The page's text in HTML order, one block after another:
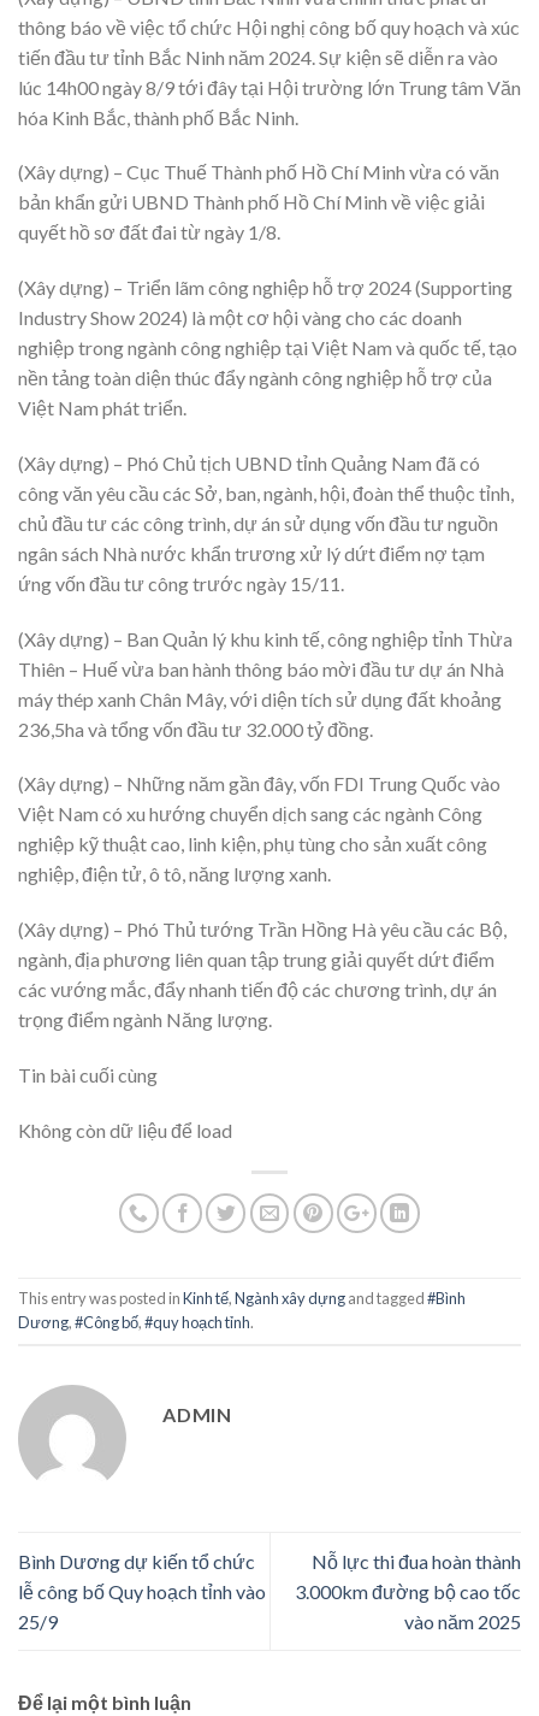
thông báo về việc tổ chức Hội nghị công bố quy hoạch và xúc
tiến đầu tư tỉnh Bắc Ninh năm 2024. Sự kiện sẽ diễn ra vào
lúc 14h00 ngày 8/9 tới đây tại Hội trường lớn Trung tâm Văn
hóa Kinh Bắc, thành phố Bắc Ninh.
(Xây dựng) – Cục Thuế Thành phố Hồ Chí Minh vừa có văn
bản khẩn gửi UBND Thành phố Hồ Chí Minh về việc giải
quyết hồ sơ đất đai từ ngày 1/8.
(Xây dựng) – Triển lãm công nghiệp hỗ trợ 2024 (Supporting
Industry Show 2024) là một cơ hội vàng cho các doanh
nghiệp trong ngành công nghiệp tại Việt Nam và quốc tế, tạo
nền tảng toàn diện thúc đẩy ngành công nghiệp hỗ trợ của
Việt Nam phát triển.
(Xây dựng) – Phó Chủ tịch UBND tỉnh Quảng Nam đã có
công văn yêu cầu các Sở, ban, ngành, hội, đoàn thể thuộc tỉnh,
chủ đầu tư các công trình, dự án sử dụng vốn đầu tư nguồn
ngân sách Nhà nước khẩn trương xử lý dứt điểm nợ tạm
ứng vốn đầu tư công trước ngày 15/11.
(Xây dựng) – Ban Quản lý khu kinh tế, công nghiệp tỉnh Thừa
Thiên – Huế vừa ban hành thông báo mời đầu tư dự án Nhà
máy thép xanh Chân Mây, với diện tích sử dụng đất khoảng
236,5ha và tổng vốn đầu tư 32.000 tỷ đồng.
(Xây dựng) – Những năm gần đây, vốn FDI Trung Quốc vào
Việt Nam có xu hướng chuyển dịch sang các ngành Công
nghiệp kỹ thuật cao, linh kiện, phụ tùng cho sản xuất công
nghiệp, điện tử, ô tô, năng lượng xanh.
(Xây dựng) – Phó Thủ tướng Trần Hồng Hà yêu cầu các Bộ,
ngành, địa phương liên quan tập trung giải quyết dứt điểm
các vướng mắc, đẩy nhanh tiến độ các chương trình, dự án
trọng điểm ngành Năng lượng.
Tin bài cuối cùng
Không còn dữ liệu để load
This entry was posted inKinh tế,Ngành xây dựngand tagged#Bình
Dương,#Công bố,#quy hoạch tỉnh.
ADMIN
Bình Dương dự kiến tổ chức
lễ công bố Quy hoạch tỉnh vào
25/9
Nỗ lực thi đua hoàn thành
3.000km đường bộ cao tốc
vào năm 2025
Để lại một bình luận